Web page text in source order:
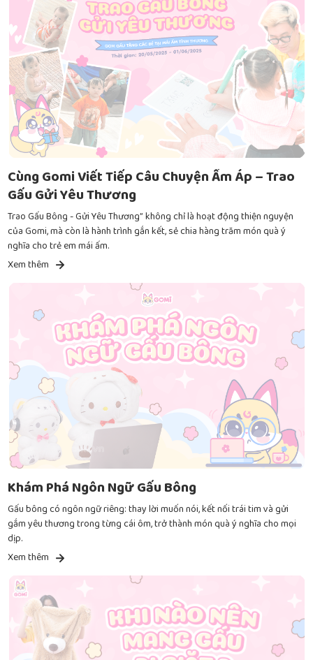
Cùng Gomi Viết Tiếp Câu Chuyện Ấm Áp – Trao
Gấu Gửi Yêu Thương
Trao Gấu Bông - Gửi Yêu Thương” không chỉ là hoạt động thiện nguyện
của Gomi, mà còn là hành trình gắn kết, sẻ chia hàng trăm món quà ý
nghĩa cho trẻ em mái ấm.
Xem thêm
Khám Phá Ngôn Ngữ Gấu Bông
Gấu bông có ngôn ngữ riêng: thay lời muốn nói, kết nối trái tim và gửi
gắm yêu thương trong từng cái ôm, trở thành món quà ý nghĩa cho mọi
dịp.
Xem thêm